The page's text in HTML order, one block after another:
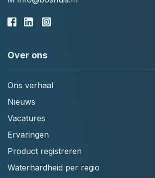
Over ons
Ons verhaal
Nieuws
Vacatures
Ervaringen
Product registreren
Waterhardheid per regio